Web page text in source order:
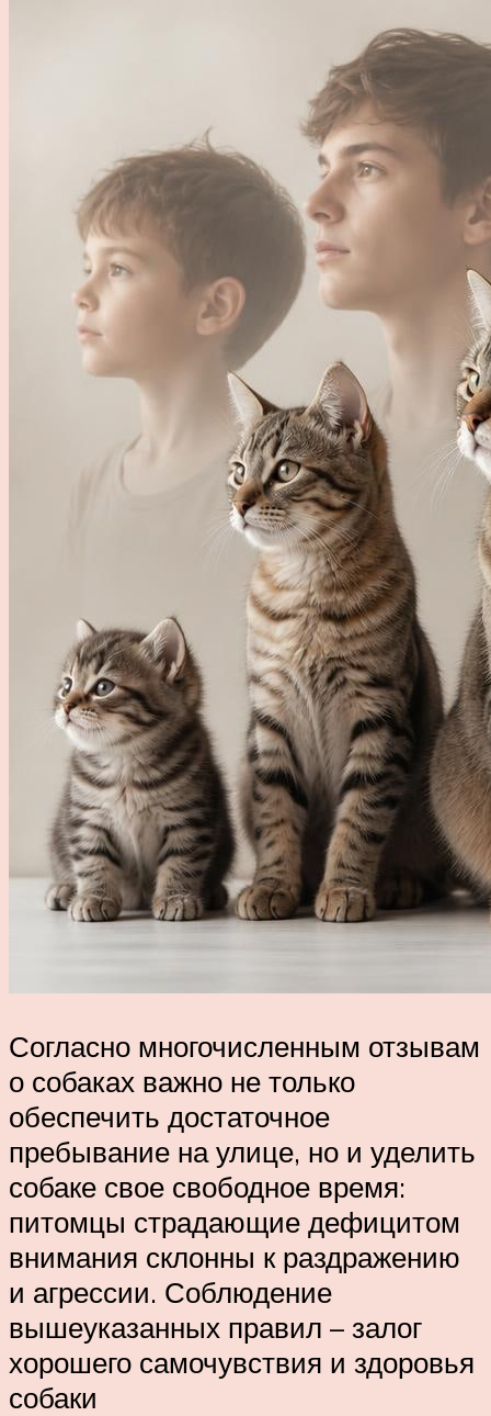
Согласно многочисленным отзывам
о собаках важно не только
обеспечить достаточное
пребывание на улице, но и уделить
собаке свое свободное время:
питомцы страдающие дефицитом
внимания склонны к раздражению
и агрессии. Соблюдение
вышеуказанных правил – залог
хорошего самочувствия и здоровья
собаки